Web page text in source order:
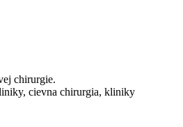
chirurgie.
cievna chirurgia, kliniky